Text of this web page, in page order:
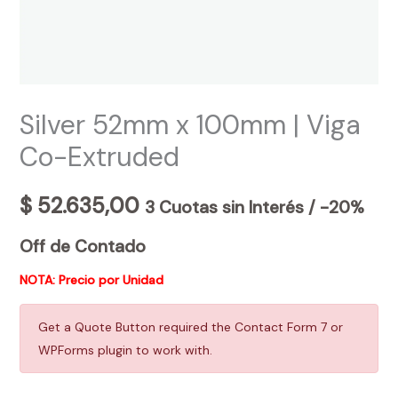
Silver 52mm x 100mm | Viga
Co-Extruded
$52.635,00 3 Cuotas sin Interés / -20%
Off de Contado
NOTA: Precio por Unidad
Get a Quote Button required the Contact Form 7 or
WPForms plugin to work with.